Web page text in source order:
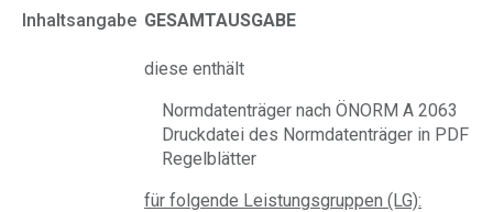
Inhaltsangabe GESAMTAUSGABE
diese enthält
Normdatenträger nach ÖNORM A 2063
Druckdatei des Normdatenträger in PDF
Regelblätter
für folgende Leistungsgruppen (LG):